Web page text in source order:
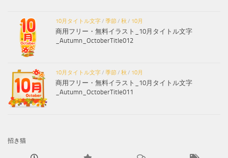
10月タイトル文字/ 季節/ 秋 / 10月
商用フリー・無料イラスト_10月タイトル文字
_Autumn_OctoberTitle012
10月タイトル文字/ 季節/ 秋 / 10月
商用フリー・無料イラスト_10月タイトル文字
_Autumn_OctoberTitle011
招き猫